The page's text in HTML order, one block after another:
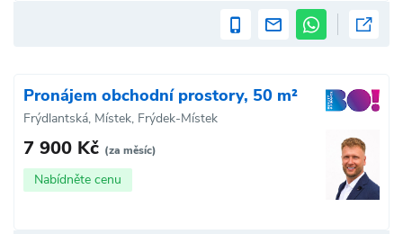
Pronájem obchodní prostory, 50 m²
Frýdlantská, Místek, Frýdek-Místek
7 900 Kč (za měsíc)
Nabídněte cenu